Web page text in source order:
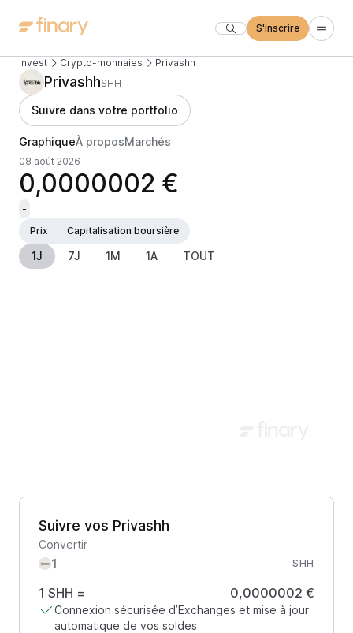
S'inscrire
Invest Crypto-monnaies Privashh
PrivashhSHH
Suivre dans votre portfolio
GraphiqueÀ proposMarchés
08 août 2026
0,0000002 €
-
Prix
Capitalisation boursière
1J 7J 1M 1A TOUT
Suivre vos Privashh
Convertir
SHH
1 SHH = 0,0000002 €
Connexion sécurisée d’Exchanges et mise à jour
automatique de vos soldes